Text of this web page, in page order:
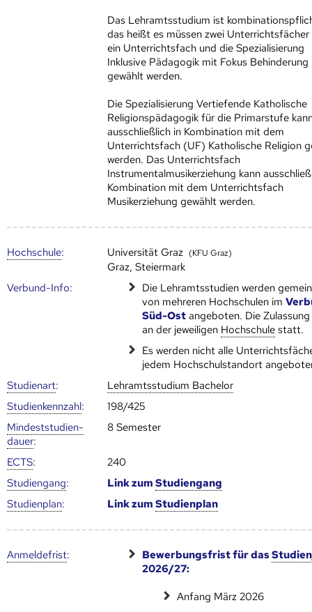
Das Lehramtsstudium ist
das heißt es müssen zwei
ein Unterrichtsfach und die Spezialisierung
Inklusive Pädagogik mit Fokus Behinderung
gewählt werden.
Die Spezialisierung Vertiefende Katholische
Religionspädagogik für die Primarstufe
ausschließlich in Kombination mit dem
Unterrichtsfach (UF) Katholische Religion
werden. Das Unterrichtsfach
Instrumentalmusikerziehung kann
Kombination mit dem Unterrichtsfach
Musikerziehung gewählt werden.
Hoch­schule: Universität Graz (KFU Graz)
Graz, Steiermark
Verbund-Info:
Die Lehramtsstudien werden
von mehreren Hoch­schulen im
Süd-Ost angeboten. Die
an der jeweiligen Hoch­schule statt.
Es werden nicht alle
jedem Hochschulstandort
Studienart:
Lehramtsstudium Bachelor
Studien­kenn­zahl:
198/425
Mindest­studien­
dauer:
8 Semester
ECTS:
240
Studien­gang: Link zumStudien­gang
Studien­plan: Link zumStudien­plan
Anmelde­frist: Bewerbungsfrist für das
2026/27:
Anfang März 2026